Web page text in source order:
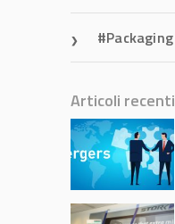
Articoli recenti